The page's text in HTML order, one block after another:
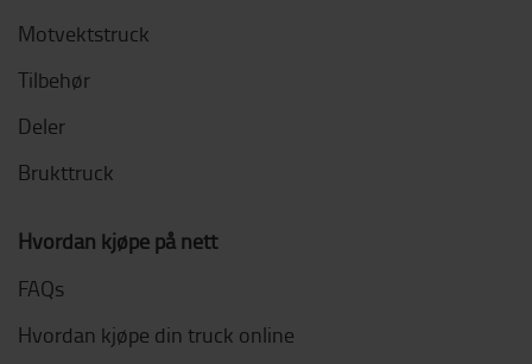
Motvektstruck
Tilbehør
Deler
Brukttruck
Hvordan kjøpe på nett
FAQs
Hvordan kjøpe din truck online